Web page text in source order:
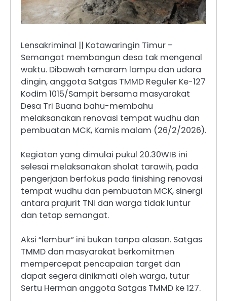
Lensakriminal || Kotawaringin Timur –
Semangat membangun desa tak mengenal
waktu. Dibawah temaram lampu dan udara
dingin, anggota Satgas TMMD Reguler Ke-127
Kodim 1015/Sampit bersama masyarakat
Desa Tri Buana bahu-membahu
melaksanakan renovasi tempat wudhu dan
pembuatan MCK, Kamis malam (26/2/2026).
Kegiatan yang dimulai pukul 20.30WIB ini
selesai melaksanakan sholat tarawih, pada
pengerjaan berfokus pada finishing renovasi
tempat wudhu dan pembuatan MCK, sinergi
antara prajurit TNI dan warga tidak luntur
dan tetap semangat.
Aksi “lembur” ini bukan tanpa alasan. Satgas
TMMD dan masyarakat berkomitmen
mempercepat pencapaian target dan
dapat segera dinikmati oleh warga, tutur
Sertu Herman anggota Satgas TMMD ke 127.